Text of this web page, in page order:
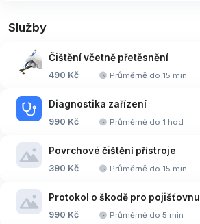
Služby
Čištění včetně přetěsnění
490 Kč Průměrně do 15 min
Diagnostika zařízení
990 Kč Průměrně do 1 hod
Povrchové čištění přístroje
390 Kč Průměrně do 15 min
Protokol o škodě pro pojišťovnu
990 Kč Průměrně do 5 min